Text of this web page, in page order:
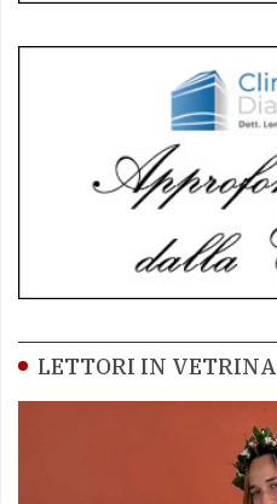
LETTORI IN VETRINA